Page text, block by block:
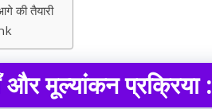
की तैयारी
और मूल्यांकन प्रक्रिया :